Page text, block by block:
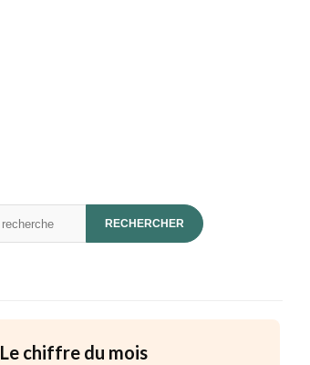
RECHERCHER
Le chiffre du mois